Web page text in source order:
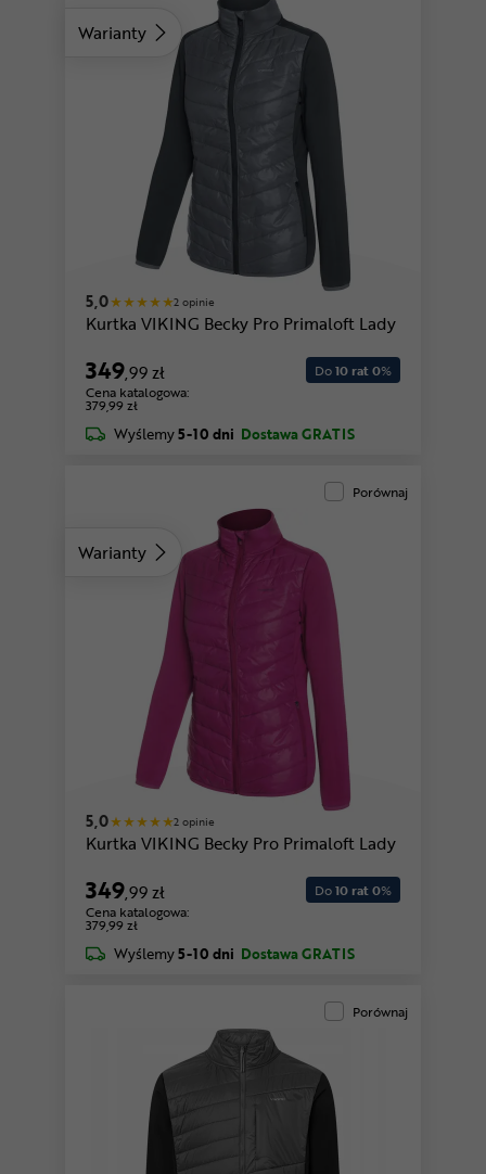
Warianty
5,0 2 opinie
Kurtka VIKING Becky Pro Primaloft Lady
349,99 zł
Cena katalogowa:
379,99 zł
Do10 rat 0%
Wyślemy5-10 dni Dostawa GRATIS
Warianty
Porównaj
5,0 2 opinie
Kurtka VIKING Becky Pro Primaloft Lady
349,99 zł
Cena katalogowa:
379,99 zł
Do10 rat 0%
Wyślemy5-10 dni Dostawa GRATIS
Porównaj